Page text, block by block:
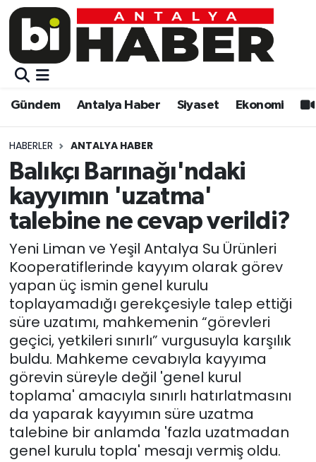
Gündem Antalya Haber Siyaset Ekonomi
HABERLER ANTALYA HABER
Balıkçı Barınağı'ndaki
kayyımın 'uzatma'
talebine ne cevap verildi?
Yeni Liman ve Yeşil Antalya Su Ürünleri
Kooperatiflerinde kayyım olarak görev
yapan üç ismin genel kurulu
toplayamadığı gerekçesiyle talep ettiği
süre uzatımı, mahkemenin “görevleri
geçici, yetkileri sınırlı” vurgusuyla karşılık
buldu. Mahkeme cevabıyla kayyıma
görevin süreyle değil 'genel kurul
toplama' amacıyla sınırlı hatırlatmasını
da yaparak kayyımın süre uzatma
talebine bir anlamda 'fazla uzatmadan
genel kurulu topla' mesajı vermiş oldu.
Gündem
Siyaset
Ekonomi
Video
Eğitim
Kültür-sanat
Sağlık
Spor
Teknoloji
Resmi İlanlar
Gündem
Siyaset
Eğitim
Ekonomi
Kültür-sanat
Sağlık
Spor
Teknoloji
Yaşam
Künye
Gizlilik Sözleşmesi
Muratpaşa Nöbetçi Eczaneler
Muratpaşa Trafik Yoğunluk Haritası
Süper Lig Puan Durumu ve Fikstür
Tüm Manşetler
Son Dakika Haberleri
Haber Arşivi